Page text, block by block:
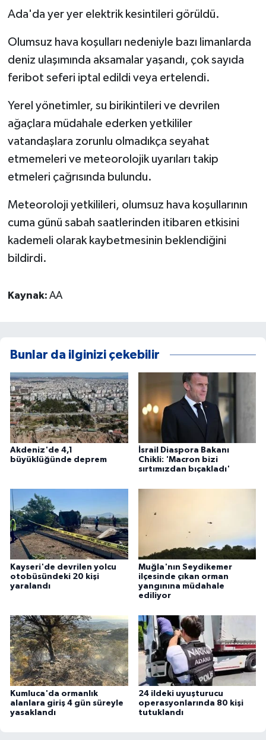
Ada'da yer yer elektrik kesintileri görüldü.
Olumsuz hava koşulları nedeniyle bazı limanlarda
deniz ulaşımında aksamalar yaşandı, çok sayıda
feribot seferi iptal edildi veya ertelendi.
Yerel yönetimler, su birikintileri ve devrilen
ağaçlara müdahale ederken yetkililer
vatandaşlara zorunlu olmadıkça seyahat
etmemeleri ve meteorolojik uyarıları takip
etmeleri çağrısında bulundu.
Meteoroloji yetkilileri, olumsuz hava koşullarının
cuma günü sabah saatlerinden itibaren etkisini
kademeli olarak kaybetmesinin beklendiğini
bildirdi.
Kaynak: AA
Bunlar da ilginizi çekebilir
Akdeniz'de 4,1
büyüklüğünde deprem
İsrail Diaspora Bakanı
Chikli: 'Macron bizi
sırtımızdan bıçakladı'
Kayseri'de devrilen yolcu
otobüsündeki 20 kişi
yaralandı
Muğla'nın Seydikemer
ilçesinde çıkan orman
yangınına müdahale
ediliyor
Kumluca'da ormanlık
alanlara giriş 4 gün süreyle
yasaklandı
24 ildeki uyuşturucu
operasyonlarında 80 kişi
tutuklandı